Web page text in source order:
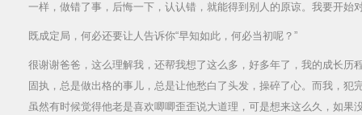
一样，做错了事，后悔一下，认认错，就能得到别人的原谅。我要开始
既成定局，何必还要让人告诉你“早知如此，何必当初呢？”
很谢谢爸爸，这么理解我，还帮我想了这么多，好多年了，我的成长历
固执，总是做出格的事儿，总是让他愁白了头发，操碎了心。而我，犯
虽然有时候觉得他老是喜欢唧唧歪歪说大道理，可是想来这么久，如果